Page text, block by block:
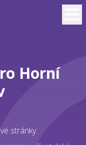
Horní
stránky.